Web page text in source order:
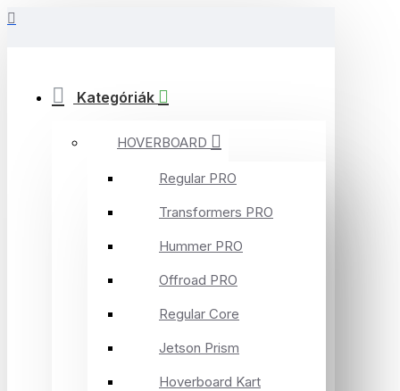
Kategóriák
HOVERBOARD
Regular PRO
Transformers PRO
Hummer PRO
Offroad PRO
Regular Core
Jetson Prism
Hoverboard Kart